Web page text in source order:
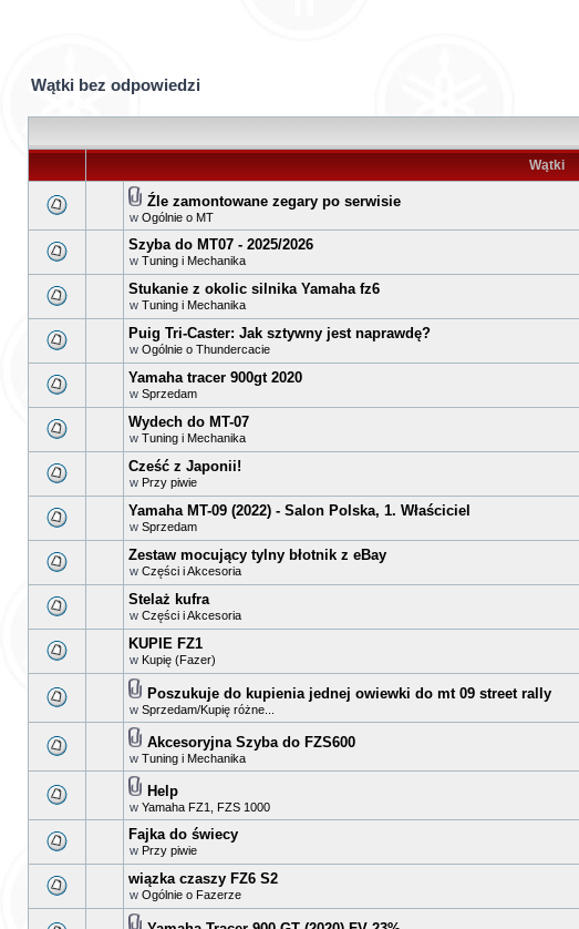
Wątki bez odpowiedzi
Wątki
Źle zamontowane zegary po serwisie
w Ogólnie o MT
Szyba do MT07 - 2025/2026
w Tuning i Mechanika
Stukanie z okolic silnika Yamaha fz6
w Tuning i Mechanika
Puig Tri-Caster: Jak sztywny jest naprawdę?
w Ogólnie o Thundercacie
Yamaha tracer 900gt 2020
w Sprzedam
Wydech do MT-07
w Tuning i Mechanika
Cześć z Japonii!
w Przy piwie
Yamaha MT-09 (2022) - Salon Polska, 1. Właściciel
w Sprzedam
Zestaw mocujący tylny błotnik z eBay
w Części i Akcesoria
Stelaż kufra
w Części i Akcesoria
KUPIE FZ1
w Kupię (Fazer)
Poszukuje do kupienia jednej owiewki do mt 09 street rally
w Sprzedam/Kupię różne...
Akcesoryjna Szyba do FZS600
w Tuning i Mechanika
Help
w Yamaha FZ1, FZS 1000
Fajka do świecy
w Przy piwie
wiązka czaszy FZ6 S2
w Ogólnie o Fazerze